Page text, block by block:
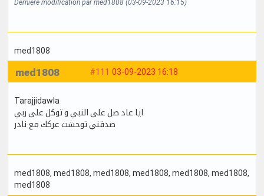
Dernière modification par med1808 (03-09-2023 16:15)
med1808
#111 03-09-2023 16:18
med1808
Tarajjidawla
ايا عاد صل على النبي و توكل على ربي
صدقني توحشت عركك مع نادر
med1808, med1808, med1808, med1808, med1808, med1808,
med1808